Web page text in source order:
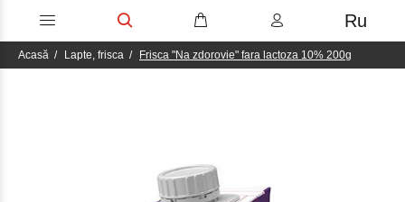
Ru
Acasă Lapte, frisca Frisca "Na zdorovie" fara lactoza 10% 200g